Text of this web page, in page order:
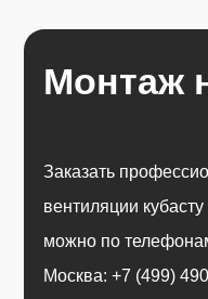
Заказать
вентиляции
можно по
Москва: +7 (499)
Монтаж